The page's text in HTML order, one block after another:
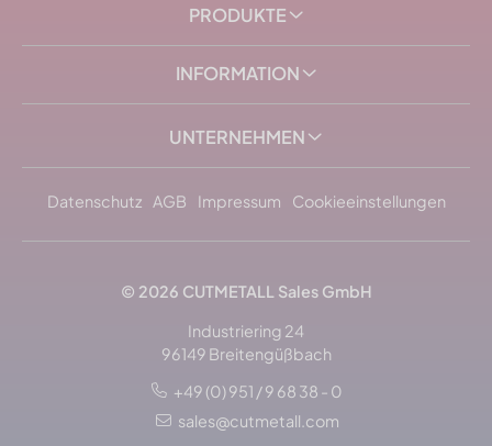
PRODUKTE
INFORMATION
UNTERNEHMEN
Datenschutz AGB Impressum Cookieeinstellungen
© 2026 CUTMETALL Sales GmbH
Industriering 24
96149 Breitengüßbach
+49 (0) 951 / 9 68 38 - 0
sales@cutmetall.com